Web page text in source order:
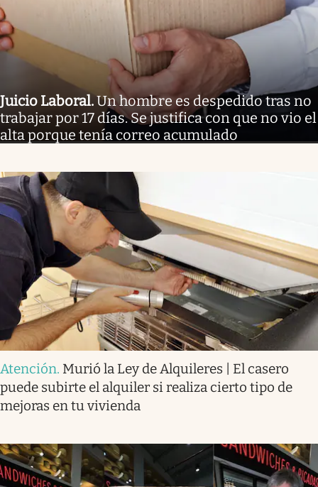
Juicio Laboral.Un hombre es despedido tras no
trabajar por 17 días. Se justifica con que no vio el
alta porque tenía correo acumulado
Atención. Murió la Ley de Alquileres | El casero
puede subirte el alquiler si realiza cierto tipo de
mejoras en tu vivienda